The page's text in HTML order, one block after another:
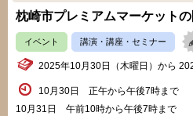
枕崎市プレミアムマーケット
イベント 講演・講座・セミナー
2025年10月30日（木曜日）から
10月30日 正午から午後7時まで
10月31日 午前10時から午後7時まで